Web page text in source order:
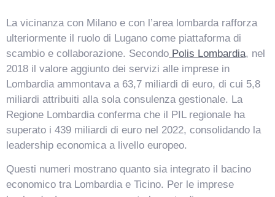
La vicinanza con Milano e con l’area lombarda rafforza
ulteriormente il ruolo di Lugano come piattaforma di
scambio e collaborazione. Secondo Polis Lombardia, nel
2018 il valore aggiunto dei servizi alle imprese in
Lombardia ammontava a 63,7 miliardi di euro, di cui 5,8
miliardi attribuiti alla sola consulenza gestionale. La
Regione Lombardia conferma che il PIL regionale ha
superato i 439 miliardi di euro nel 2022, consolidando la
leadership economica a livello europeo.
Questi numeri mostrano quanto sia integrato il bacino
economico tra Lombardia e Ticino. Per le imprese